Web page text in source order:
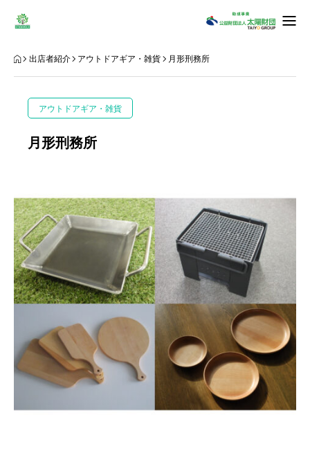
ばんけい通信
野口観光グループpresentsティラノサウルスレース＠さっぽろばんけいスキー場
アクセス・バス時刻表
お問い合わせ
FOREST MOVIE THEATER
ステージ情報
会場案内 ステージ キャンプ場予約
出店者紹介 アウトドアギア・雑貨 月形刑務所
アウトドアギア・雑貨
月形刑務所